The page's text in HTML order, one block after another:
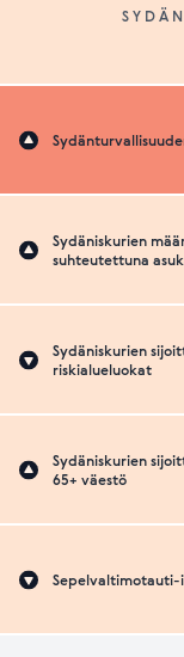
Sydäniskurien
suhteutettuna
Sydäniskurien
riskialueluokat
Sydäniskurien
65+ väestö
Sepelvaltimotauti-